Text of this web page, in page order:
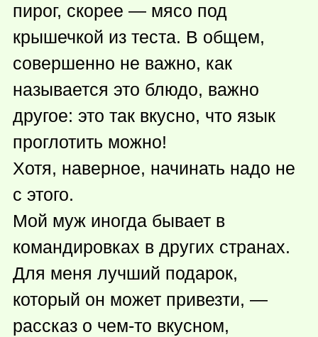
пирог, скорее — мясо под
крышечкой из теста. В общем,
совершенно не важно, как
называется это блюдо, важно
другое: это так вкусно, что язык
проглотить можно!
Хотя, наверное, начинать надо не
с этого.
Мой муж иногда бывает в
командировках в других странах.
Для меня лучший подарок,
который он может привезти, —
рассказ о чем-то вкусном,